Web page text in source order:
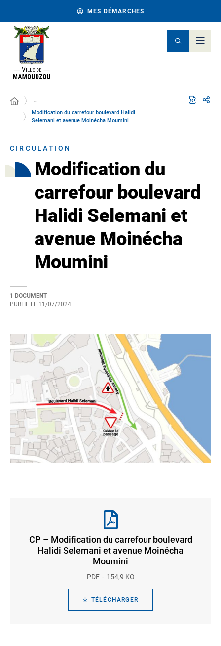
MES DÉMARCHES
…
Modification du carrefour boulevard Halidi
Selemani et avenue Moinécha Moumini
CIRCULATION
Modification du
carrefour boulevard
Halidi Selemani et
avenue Moinécha
Moumini
1 DOCUMENT
PUBLIÉ LE 11/07/2024
CP – Modification du carrefour boulevard
Halidi Selemani et avenue Moinécha
Moumini
PDF 154,9 KO
TÉLÉCHARGER